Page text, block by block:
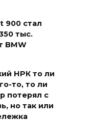
900 стал
тыс.
BMW
НРК то ли
то, то ли
потерял с
но так или